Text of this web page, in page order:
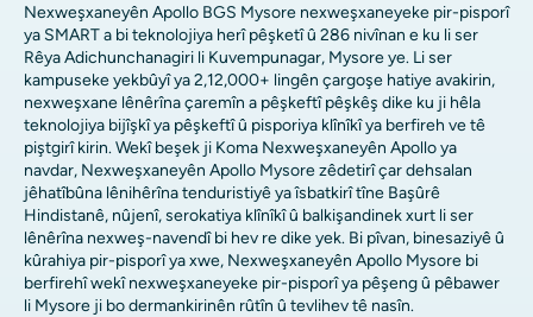
Nexweşxaneyên Apollo BGS Mysore nexweşxaneyeke pir-pisporî
ya SMART a bi teknolojiya herî pêşketî û 286 nivînan e ku li ser
Rêya Adichunchanagiri li Kuvempunagar, Mysore ye. Li ser
kampuseke yekbûyî ya 2,12,000+ lingên çargoşe hatiye avakirin,
nexweşxane lênêrîna çaremîn a pêşkeftî pêşkêş dike ku ji hêla
teknolojiya bijîşkî ya pêşkeftî û pisporiya klînîkî ya berfireh ve tê
piştgirî kirin. Wekî beşek ji Koma Nexweşxaneyên Apollo ya
navdar, Nexweşxaneyên Apollo Mysore zêdetirî çar dehsalan
jêhatîbûna lênihêrîna tenduristiyê ya îsbatkirî tîne Başûrê
Hindistanê, nûjenî, serokatiya klînîkî û balkişandinek xurt li ser
lênêrîna nexweş-navendî bi hev re dike yek. Bi pîvan, binesaziyê û
kûrahiya pir-pisporî ya xwe, Nexweşxaneyên Apollo Mysore bi
berfirehî wekî nexweşxaneyeke pir-pisporî ya pêşeng û pêbawer
li Mysore ji bo dermankirinên rûtîn û tevlihev tê nasîn.